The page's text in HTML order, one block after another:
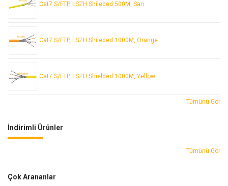
Cat7 S/FTP, LSZH Shileded 500M, Sarı
Cat7 S/FTP, LSZH Shileded 1000M, Orange
Cat7 S/FTP, LSZH Shielded 1000M, Yellow
Tümünü Gör
İndirimli Ürünler
Tümünü Gör
Çok Arananlar